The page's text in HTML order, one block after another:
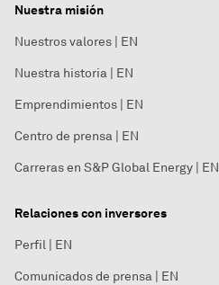
Nuestra misión
Nuestros valores | EN
Nuestra historia | EN
Emprendimientos | EN
Centro de prensa | EN
Carreras en S&P Global Energy | EN
Relaciones con inversores
Perfil | EN
Comunicados de prensa | EN